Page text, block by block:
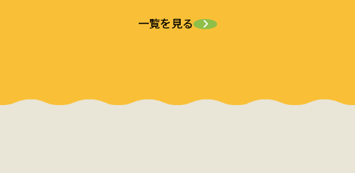
一覧を見る